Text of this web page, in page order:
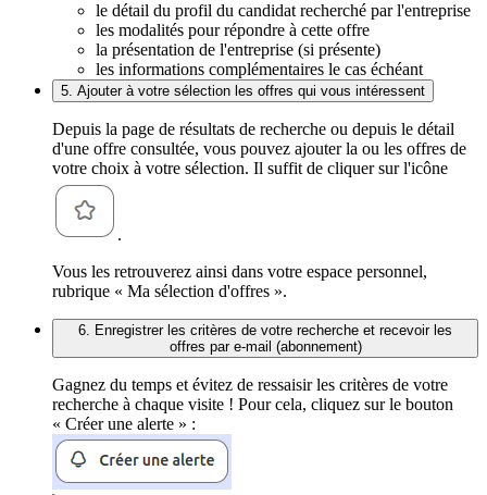
le détail du profil du candidat recherché par l'entreprise
les modalités pour répondre à cette offre
la présentation de l'entreprise (si présente)
les informations complémentaires le cas échéant
5. Ajouter à votre sélection les offres qui vous intéressent
Depuis la page de résultats de recherche ou depuis le détail
d'une offre consultée, vous pouvez ajouter la ou les offres de
votre choix à votre sélection. Il suffit de cliquer sur l'icône
.
Vous les retrouverez ainsi dans votre espace personnel,
rubrique « Ma sélection d'offres ».
6. Enregistrer les critères de votre recherche et recevoir les
offres par e-mail (abonnement)
Gagnez du temps et évitez de ressaisir les critères de votre
recherche à chaque visite ! Pour cela, cliquez sur le bouton
« Créer une alerte » :